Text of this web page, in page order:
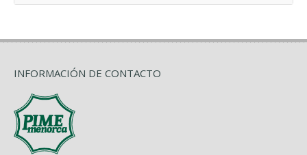
INFORMACIÓN DE CONTACTO